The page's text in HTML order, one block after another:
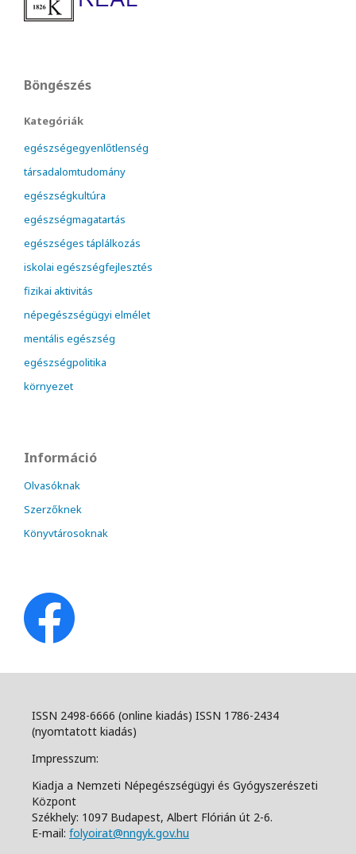
Böngészés
Kategóriák
egészségegyenlőtlenség
társadalomtudomány
egészségkultúra
egészségmagatartás
egészséges táplálkozás
iskolai egészségfejlesztés
fizikai aktivitás
népegészségügyi elmélet
mentális egészség
egészségpolitika
környezet
Információ
Olvasóknak
Szerzőknek
Könyvtárosoknak
ISSN 2498-6666 (online kiadás) ISSN 1786-2434
(nyomtatott kiadás)
Impresszum:
Kiadja a Nemzeti Népegészségügyi és Gyógyszerészeti
Központ
Székhely: 1097 Budapest, Albert Flórián út 2-6.
E-mail: folyoirat@nngyk.gov.hu